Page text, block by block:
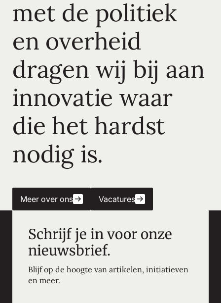
met de politiek
en overheid
dragen wij bij aan
innovatie waar
die het hardst
nodig is.
Meer over ons Vacatures
Schrijf je in voor onze
nieuwsbrief.
Blijf op de hoogte van artikelen, initiatieven
en meer.